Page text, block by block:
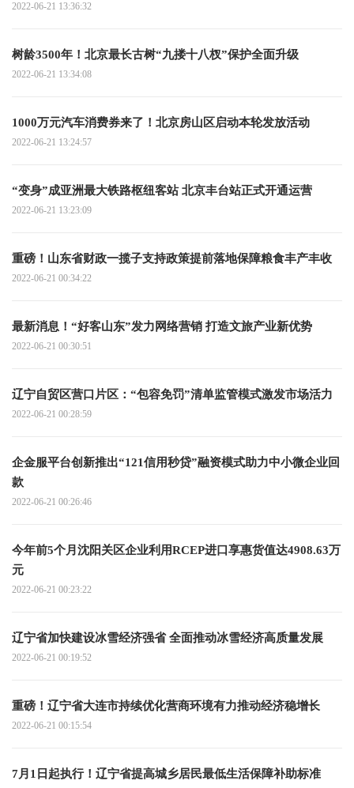
2022-06-21 13:36:32
树龄3500年！北京最长古树“九搂十八杈”保护全面升级
2022-06-21 13:34:08
1000万元汽车消费券来了！北京房山区启动本轮发放活动
2022-06-21 13:24:57
“变身”成亚洲最大铁路枢纽客站 北京丰台站正式开通运营
2022-06-21 13:23:09
重磅！山东省财政一揽子支持政策提前落地保障粮食丰产丰收
2022-06-21 00:34:22
最新消息！“好客山东”发力网络营销 打造文旅产业新优势
2022-06-21 00:30:51
辽宁自贸区营口片区：“包容免罚”清单监管模式激发市场活力
2022-06-21 00:28:59
企金服平台创新推出“121信用秒贷”融资模式助力中小微企业回
款
2022-06-21 00:26:46
今年前5个月沈阳关区企业利用RCEP进口享惠货值达4908.63万
元
2022-06-21 00:23:22
辽宁省加快建设冰雪经济强省 全面推动冰雪经济高质量发展
2022-06-21 00:19:52
重磅！辽宁省大连市持续优化营商环境有力推动经济稳增长
2022-06-21 00:15:54
7月1日起执行！辽宁省提高城乡居民最低生活保障补助标准